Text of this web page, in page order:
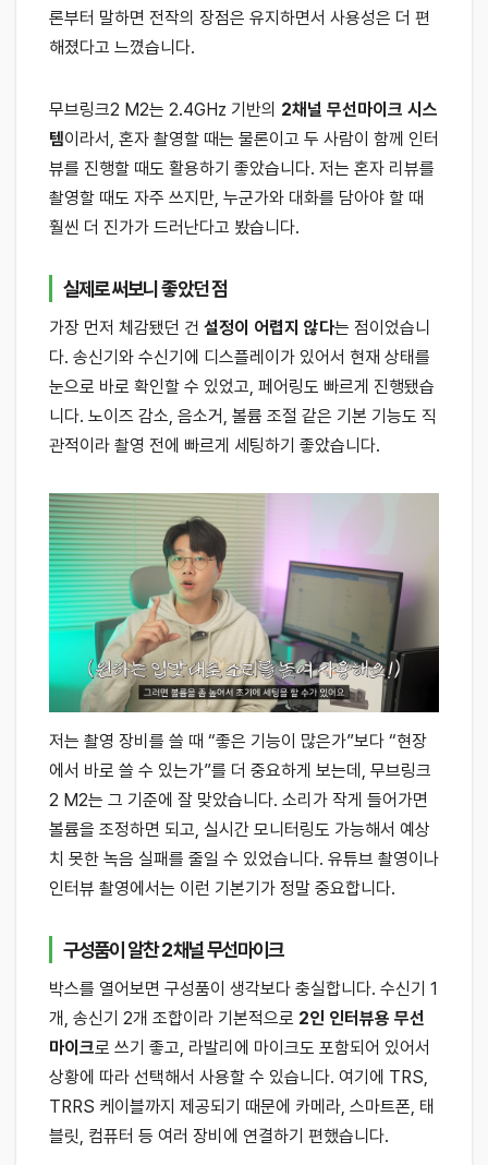
론부터 말하면 전작의 장점은 유지하면서 사용성은 더 편
해졌다고 느꼈습니다.
무브링크2 M2는 2.4GHz 기반의 2채널 무선마이크 시스
템이라서, 혼자 촬영할 때는 물론이고 두 사람이 함께 인터
뷰를 진행할 때도 활용하기 좋았습니다. 저는 혼자 리뷰를
촬영할 때도 자주 쓰지만, 누군가와 대화를 담아야 할 때
훨씬 더 진가가 드러난다고 봤습니다.
실제로 써보니 좋았던 점
가장 먼저 체감됐던 건 설정이 어렵지 않다는 점이었습니
다. 송신기와 수신기에 디스플레이가 있어서 현재 상태를
눈으로 바로 확인할 수 있었고, 페어링도 빠르게 진행됐습
니다. 노이즈 감소, 음소거, 볼륨 조절 같은 기본 기능도 직
관적이라 촬영 전에 빠르게 세팅하기 좋았습니다.
저는 촬영 장비를 쓸 때 “좋은 기능이 많은가”보다 “현장
에서 바로 쓸 수 있는가”를 더 중요하게 보는데, 무브링크
2 M2는 그 기준에 잘 맞았습니다. 소리가 작게 들어가면
볼륨을 조정하면 되고, 실시간 모니터링도 가능해서 예상
치 못한 녹음 실패를 줄일 수 있었습니다. 유튜브 촬영이나
인터뷰 촬영에서는 이런 기본기가 정말 중요합니다.
구성품이 알찬 2채널 무선마이크
박스를 열어보면 구성품이 생각보다 충실합니다. 수신기 1
개, 송신기 2개 조합이라 기본적으로 2인 인터뷰용 무선
마이크로 쓰기 좋고, 라발리에 마이크도 포함되어 있어서
상황에 따라 선택해서 사용할 수 있습니다. 여기에 TRS,
TRRS 케이블까지 제공되기 때문에 카메라, 스마트폰, 태
블릿, 컴퓨터 등 여러 장비에 연결하기 편했습니다.